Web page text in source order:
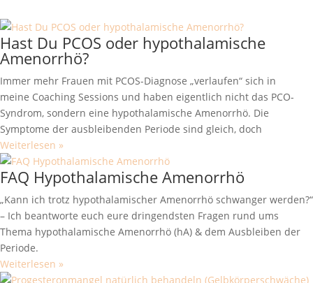
Hast Du PCOS oder hypothalamische
Amenorrhö?
Immer mehr Frauen mit PCOS-Diagnose „verlaufen“ sich in
meine Coaching Sessions und haben eigentlich nicht das PCO-
Syndrom, sondern eine hypothalamische Amenorrhö. Die
Symptome der ausbleibenden Periode sind gleich, doch
Weiterlesen »
FAQ Hypothalamische Amenorrhö
„Kann ich trotz hypothalamischer Amenorrhö schwanger werden?“
– Ich beantworte euch eure dringendsten Fragen rund ums
Thema hypothalamische Amenorrhö (hA) & dem Ausbleiben der
Periode.
Weiterlesen »